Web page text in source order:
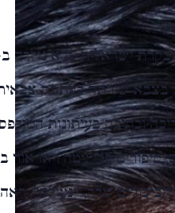
בצבא שירתה ככתבת
וכתיבה בעיתונות